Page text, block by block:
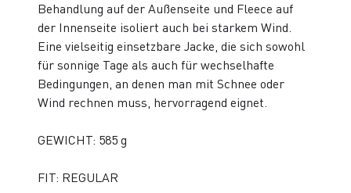
Behandlung auf der Außenseite und Fleece auf
der Innenseite isoliert auch bei starkem Wind.
Eine vielseitig einsetzbare Jacke, die sich sowohl
für sonnige Tage als auch für wechselhafte
Bedingungen, an denen man mit Schnee oder
Wind rechnen muss, hervorragend eignet.
GEWICHT: 585 g
FIT: REGULAR